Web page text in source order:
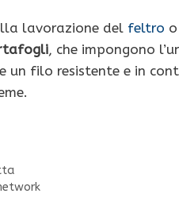
lavorazione del feltro
, che impongono
un filo resistente e in